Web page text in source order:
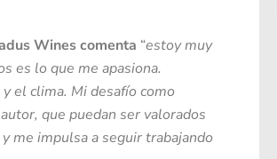
Wines comenta “estoy muy
es lo que me apasiona.
el clima. Mi desafío como
que puedan ser valorados
me impulsa a seguir trabajando